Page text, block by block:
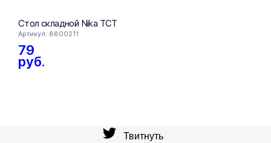
Стол складной Nika ТСТ
Артикул: 8800211
79
руб.
Твитнуть